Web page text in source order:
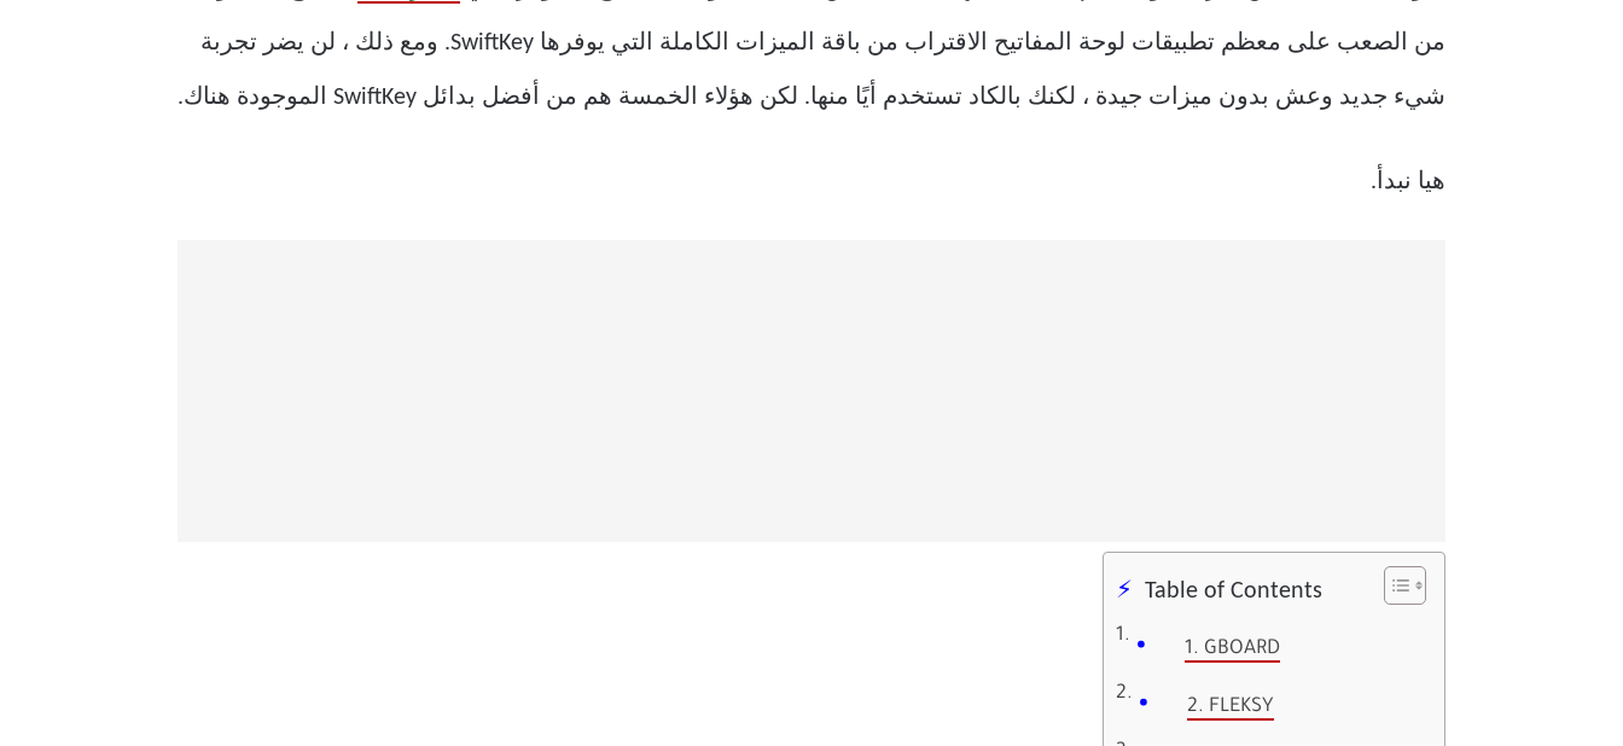
من الصعب على معظم تطبيقات لوحة المفاتيح الاقتراب من باقة الميزات الكاملة التي يوفرها SwiftKey. ومع ذلك ، لن يضر تجربة
شيء جديد وعش بدون ميزات جيدة ، لكنك بالكاد تستخدم أيًا منها. لكن هؤلاء الخمسة هم من أفضل بدائل SwiftKey الموجودة هناك.
هيا نبدأ.
Table of Contents
1. GBOARD
2. FLEKSY